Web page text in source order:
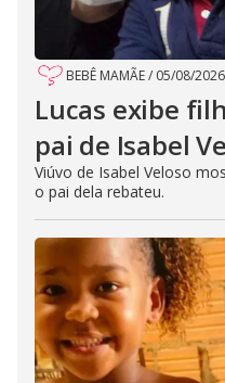
BEBÊ MAMÃE/ 05/08/2026
Lucas exibe
pai de Isabel
Viúvo de Isabel Veloso
o pai dela rebateu.